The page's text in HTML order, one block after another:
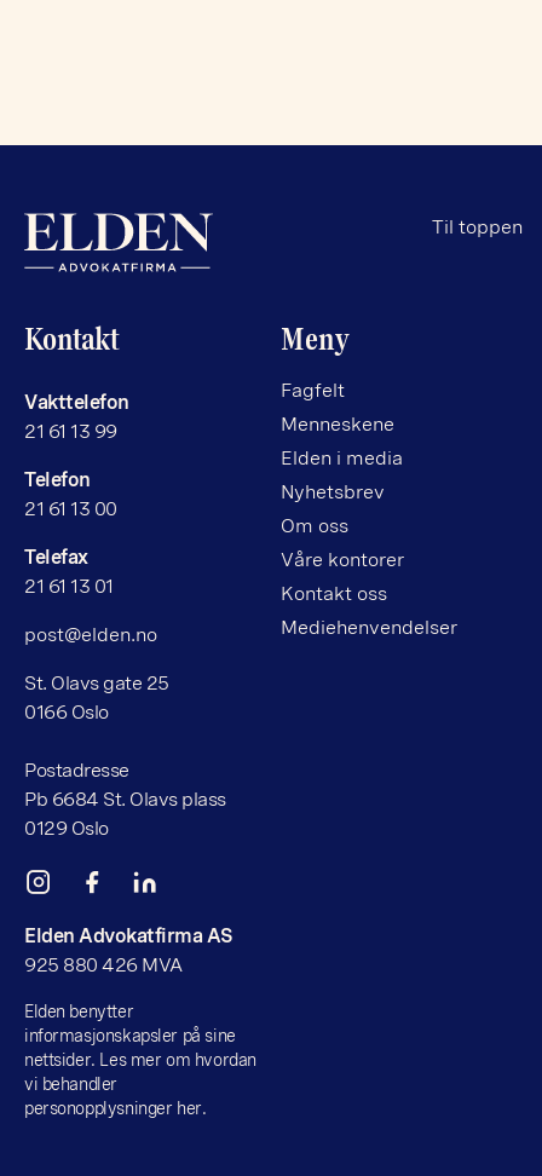
Til toppen
Kontakt
Vakttelefon
21 61 13 99
Telefon
21 61 13 00
Telefax
21 61 13 01
post@elden.no
St. Olavs gate 25
0166 Oslo
Postadresse
Pb 6684 St. Olavs plass
0129 Oslo
Elden Advokatfirma AS
925 880 426 MVA
Elden benytter
informasjonskapsler på sine
nettsider. Les mer om hvordan
vi behandler
personopplysninger her.
Meny
Fagfelt
Menneskene
Elden i media
Nyhetsbrev
Om oss
Våre kontorer
Kontakt oss
Mediehenvendelser